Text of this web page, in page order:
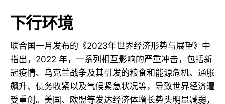
下行环境
联合国一月发布的《2023年世界经济形势与展望》中
指出，2022 年，一系列相互影响的严重冲击，包括新
冠疫情、乌克兰战争及其引发的粮食和能源危机、通胀
飙升、债务收紧以及气候紧急状况等，导致世界经济遭
受重创。美国、欧盟等发达经济体增长势头明显减弱，